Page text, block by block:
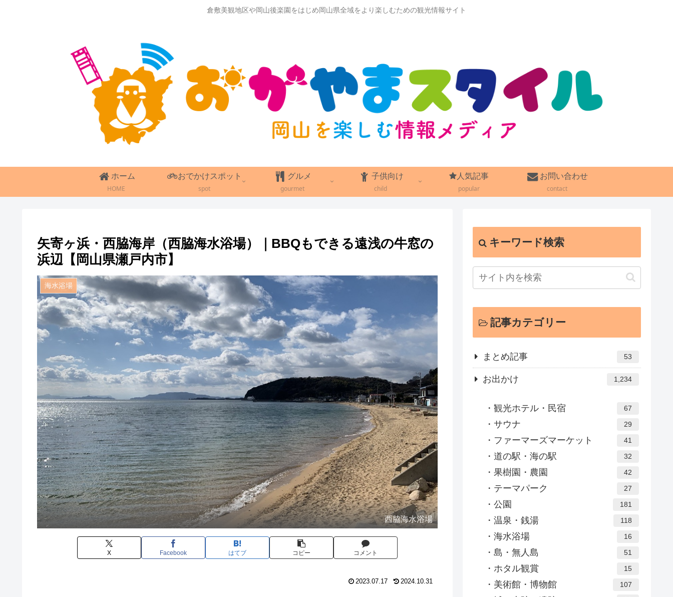
倉敷美観地区や岡山後楽園をはじめ岡山県全域をより楽しむための観光情報サイト
ホーム
HOME
おでかけスポット
spot
グルメ
gourmet
子供向け
child
人気記事
popular
お問い合わせ
contact
矢寄ヶ浜・西脇海岸（西脇海水浴場）｜BBQもできる遠浅の牛窓の
浜辺【岡山県瀬戸内市】
海水浴場
西脇海水浴場
X Facebook はてブ コピー コメント
2023.07.17 2024.10.31
キーワード検索
記事カテゴリー
まとめ記事 53
お出かけ 1,234
観光ホテル・民宿 67
サウナ 29
ファーマーズマーケット 41
道の駅・海の駅 32
果樹園・農園 42
テーマパーク 27
公園 181
温泉・銭湯 118
海水浴場 16
島・無人島 51
ホタル観賞 15
美術館・博物館 107